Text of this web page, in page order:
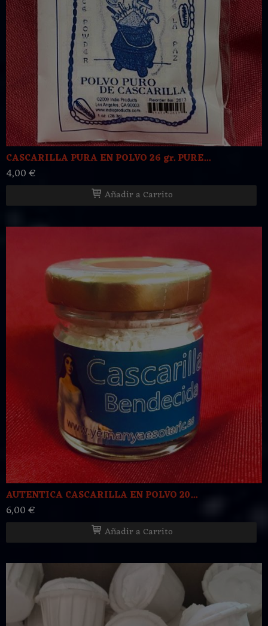
CASCARILLA PURA EN POLVO 26 gr. PURE...
4,00 €
Añadir a Carrito
AUTENTICA CASCARILLA EN POLVO 20...
6,00 €
Añadir a Carrito